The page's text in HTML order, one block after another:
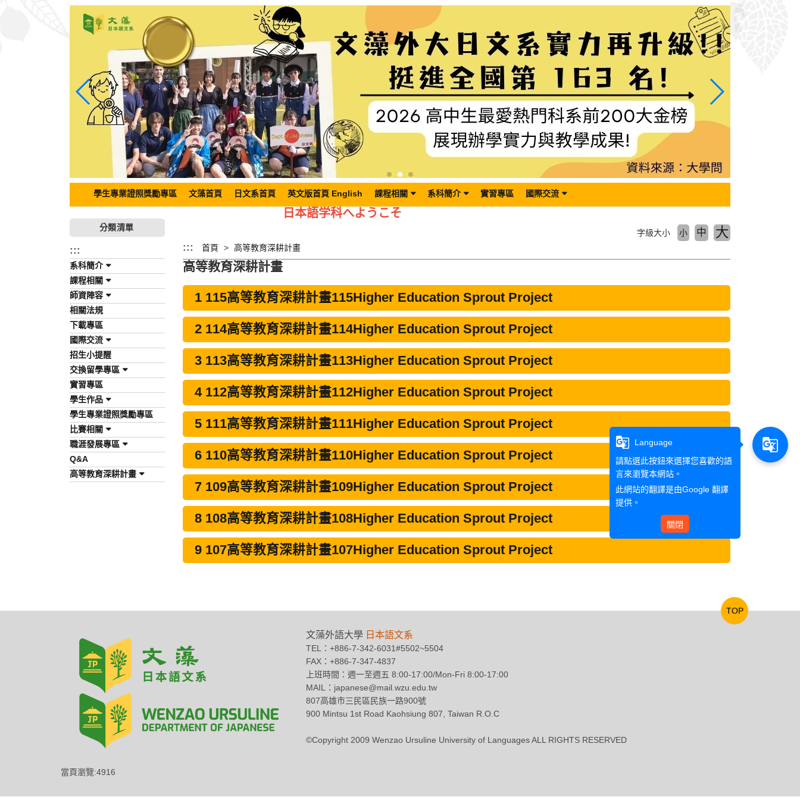
學生專業證照獎勵專區 文藻首頁 日文系首頁 英文版首頁 English 課程相關 系科簡介 實習專區 國際交流
日本語学科へようこそ
分類清單
:::
系科簡介
課程相關
師資陣容
相關法規
下載專區
國際交流
招生小提醒
交換留學專區
實習專區
學生作品
學生專業證照獎勵專區
比賽相關
職涯發展專區
Q&A
高等教育深耕計畫
::: 首頁 高等教育深耕計畫
字級大小 小 中 大
高等教育深耕計畫
1 115高等教育深耕計畫115Higher Education Sprout Project
2 114高等教育深耕計畫114Higher Education Sprout Project
3 113高等教育深耕計畫113Higher Education Sprout Project
4 112高等教育深耕計畫112Higher Education Sprout Project
5 111高等教育深耕計畫111Higher Education Sprout Project
6 110高等教育深耕計畫110Higher Education Sprout Project
7 109高等教育深耕計畫109Higher Education Sprout Project
8 108高等教育深耕計畫108Higher Education Sprout Project
9 107高等教育深耕計畫107Higher Education Sprout Project
文藻外語大學 日本語文系
TEL：+886-7-342-6031#5502~5504
FAX：+886-7-347-4837
上班時間：週一至週五 8:00-17:00/Mon-Fri 8:00-17:00
MAIL：japanese@mail.wzu.edu.tw
807高雄市三民區民族一路900號
900 Mintsu 1st Road Kaohsiung 807, Taiwan R.O.C
©Copyright 2009 Wenzao Ursuline University of Languages ALL RIGHTS RESERVED
當頁瀏覽:4916
TOP
g_translate
Language
請點選此按鈕來選擇您喜歡的語
言來瀏覽本網站。
此網站的翻譯是由Google 翻譯
提供。
關閉
g_translate